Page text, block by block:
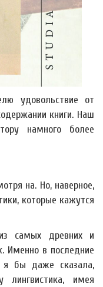
удовольствие от
книги. Наш
намного более
на. Но, наверное,
которые кажутся
самых древних и
Именно в последние
я бы даже сказала,
лингвистика, имея